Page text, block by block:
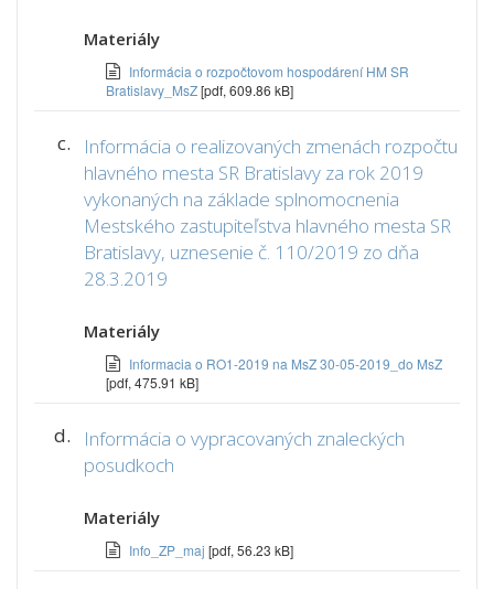
Materiály
Informácia o rozpočtovom hospodárení HM SR
Bratislavy_MsZ[pdf, 609.86 kB]
c.
Informácia o realizovaných zmenách rozpočtu
hlavného mesta SR Bratislavy za rok 2019
vykonaných na základe splnomocnenia
Mestského zastupiteľstva hlavného mesta SR
Bratislavy, uznesenie č. 110/2019 zo dňa
28.3.2019
Materiály
Informacia o RO1-2019 na MsZ 30-05-2019_do MsZ
[pdf, 475.91 kB]
d.
Informácia o vypracovaných znaleckých
posudkoch
Materiály
Info_ZP_maj [pdf, 56.23 kB]